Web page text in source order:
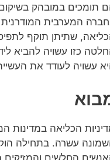
תומכים במובהק
המערבית המודרנית
שתיתן תוקף
כזו עשויה להביא
עשויה לעודד את
הכליאה
עשרה. בתחילה